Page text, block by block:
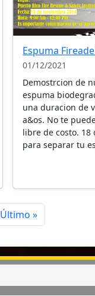
Espuma
01/12/2021
Demostrcion de
espuma
una duracion de
a&os. No te
libre de costo. 18
para separar tu
Último »